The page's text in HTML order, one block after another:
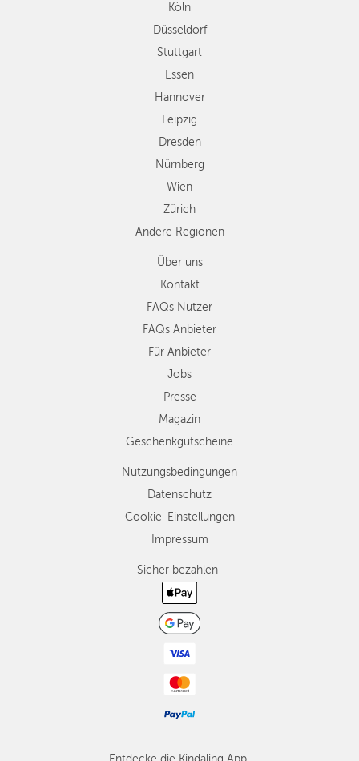
Nürnberg
Andere
Regionen
Köln
Düsseldorf
Stuttgart
Essen
Hannover
Leipzig
Dresden
Nürnberg
Wien
Zürich
Andere Regionen
Über uns
Kontakt
FAQs Nutzer
FAQs Anbieter
Für Anbieter
Jobs
Presse
Magazin
Geschenkgutscheine
Nutzungsbedingungen
Datenschutz
Cookie-Einstellungen
Impressum
Sicher bezahlen